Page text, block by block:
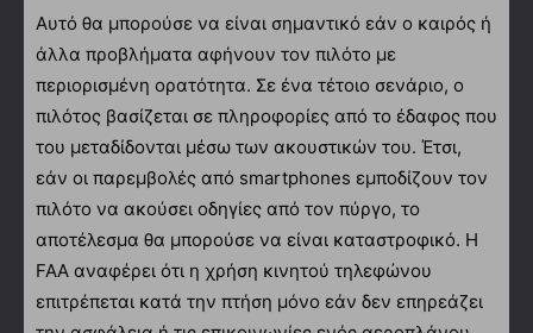
Αυτό θα μπορούσε να είναι σημαντικό εάν ο καιρός ή
άλλα προβλήματα αφήνουν τον πιλότο με
περιορισμένη ορατότητα. Σε ένα τέτοιο σενάριο, ο
πιλότος βασίζεται σε πληροφορίες από το έδαφος που
του μεταδίδονται μέσω των ακουστικών του. Έτσι,
εάν οι παρεμβολές από smartphones εμποδίζουν τον
πιλότο να ακούσει οδηγίες από τον πύργο, το
αποτέλεσμα θα μπορούσε να είναι καταστροφικό. Η
FAA αναφέρει ότι η χρήση κινητού τηλεφώνου
επιτρέπεται κατά την πτήση μόνο εάν δεν επηρεάζει